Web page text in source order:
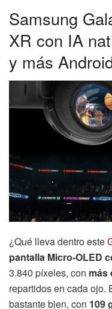
Samsung
XR con IA
y más
¿Qué lleva dentro este
pantalla Micro-OLED
3.840 píxeles, con más
repartidos en cada ojo.
bastante bien, con 109